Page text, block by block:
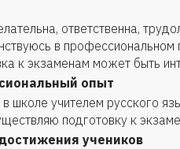
ответственна,
в профессиональном
к экзаменам может быть
опыт
школе учителем русского
подготовку к
учеников